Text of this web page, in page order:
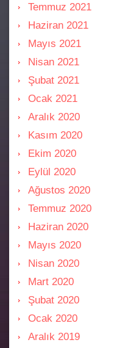
Temmuz 2021
Haziran 2021
Mayıs 2021
Nisan 2021
Şubat 2021
Ocak 2021
Aralık 2020
Kasım 2020
Ekim 2020
Eylül 2020
Ağustos 2020
Temmuz 2020
Haziran 2020
Mayıs 2020
Nisan 2020
Mart 2020
Şubat 2020
Ocak 2020
Aralık 2019